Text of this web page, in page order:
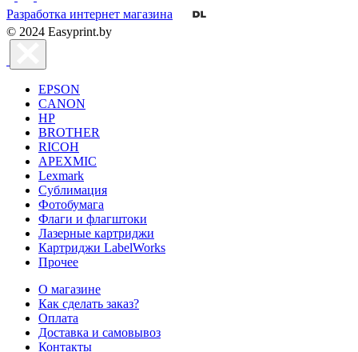
Разработка интернет магазина
© 2024 Easyprint.by
EPSON
CANON
HP
BROTHER
RICOH
APEXMIC
Lexmark
Сублимация
Фотобумага
Флаги и флагштоки
Лазерные картриджи
Картриджи LabelWorks
Прочее
О магазине
Как сделать заказ?
Оплата
Доставка и самовывоз
Контакты